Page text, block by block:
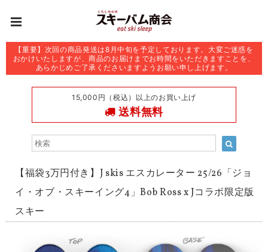
【重要】次回の商品発送は8月中旬を予定しております。大変ご迷惑を
おかけいたしますが、商品のお届けまでお時間をいただきますことを、
あらかじめご了承くださいますようお願い申し上げます。
15,000円（税込）以上のお買い上げ
送料無料
【福袋3万円付き】J skis エスカレーター 25/26「ジョ
イ・オブ・スキーイング4」Bob Ross x Jコラボ限定版
スキー